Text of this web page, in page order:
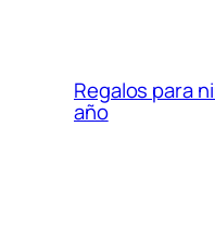
Regalos para
año